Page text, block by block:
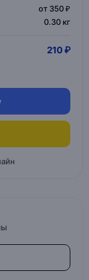
от 350 ₽
0.30 кг
210 ₽